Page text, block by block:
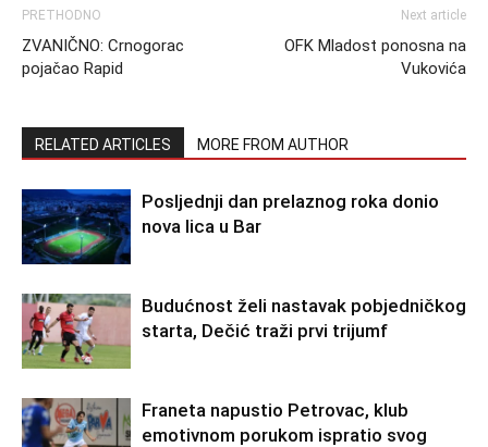
PRETHODNO
ZVANIČNO: Crnogorac
pojačao Rapid
Next article
OFK Mladost ponosna na
Vukovića
RELATED ARTICLES MORE FROM AUTHOR
Posljednji dan prelaznog roka donio
nova lica u Bar
Budućnost želi nastavak pobjedničkog
starta, Dečić traži prvi trijumf
Franeta napustio Petrovac, klub
emotivnom porukom ispratio svog